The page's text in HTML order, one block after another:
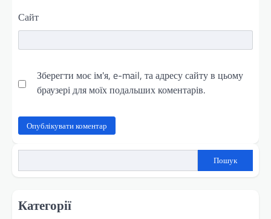
Сайт
Зберегти моє ім'я, e-mail, та адресу сайту в цьому
браузері для моїх подальших коментарів.
Пошук
Категорії